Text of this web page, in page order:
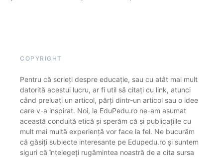
COPYRIGHT
Pentru că scrieți despre educație, sau cu atât mai mult
datorită acestui lucru, ar fi util să citați cu link, atunci
când preluați un articol, părți dintr-un articol sau o idee
care v-a inspirat. Noi, la EduPedu.ro ne-am asumat
această conduită etică și sperăm că și publicațiile cu
mult mai multă experiență vor face la fel. Ne bucurăm
că găsiți subiecte interesante pe Edupedu.ro și suntem
siguri că înțelegeți rugămintea noastră de a cita sursa